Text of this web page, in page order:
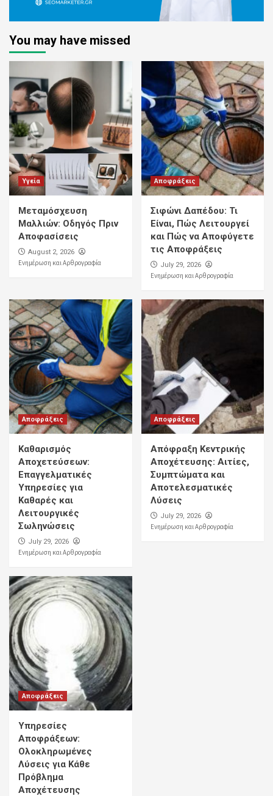
You may have missed
Υγεία
Μεταμόσχευση
Μαλλιών: Οδηγός Πριν
Αποφασίσεις
August 2, 2026
Ενημέρωση και Αρθρογραφία
Αποφράξεις
Σιφώνι Δαπέδου: Τι
Είναι, Πώς Λειτουργεί
και Πώς να Αποφύγετε
τις Αποφράξεις
July 29, 2026
Ενημέρωση και Αρθρογραφία
Αποφράξεις
Καθαρισμός
Αποχετεύσεων:
Επαγγελματικές
Υπηρεσίες για
Καθαρές και
Λειτουργικές
Σωληνώσεις
July 29, 2026
Ενημέρωση και Αρθρογραφία
Αποφράξεις
Απόφραξη Κεντρικής
Αποχέτευσης: Αιτίες,
Συμπτώματα και
Αποτελεσματικές
Λύσεις
July 29, 2026
Ενημέρωση και Αρθρογραφία
Αποφράξεις
Υπηρεσίες
Αποφράξεων:
Ολοκληρωμένες
Λύσεις για Κάθε
Πρόβλημα
Αποχέτευσης